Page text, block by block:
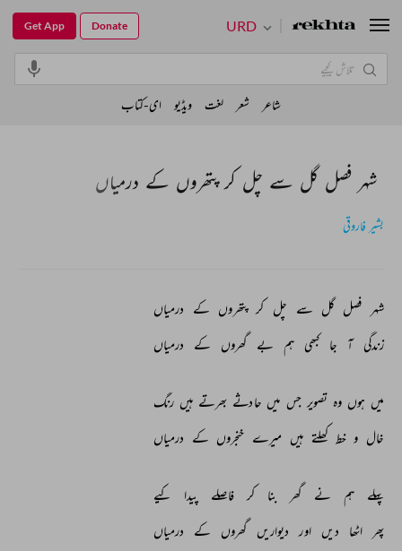
شہر فصل گل سے چل کر پتھروں کے درمیاں
بشیر فاروقی
شہر فصل گل سے چل کر پتھروں کے درمیاں
زندگی آ جا کبھی ہم بے گھروں کے درمیاں
میں ہوں وہ تصویر جس میں حادثے بھرتے ہیں رنگ
خال و خط کھلتے ہیں میرے خنجروں کے درمیاں
پہلے ہم نے گھر بنا کر فاصلے پیدا
کیے
پھر اٹھا دیں اور دیواریں گھروں کے درمیاں
URD
Get App Donate
شاعر شعر لغت ویڈیو ای-کتاب